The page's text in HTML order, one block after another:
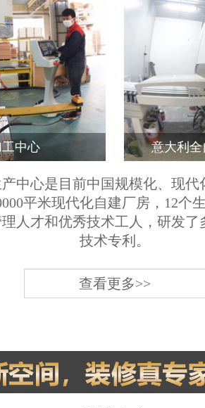
中心 意大利
中心是目前中国规模化、现代
平米现代化自建厂房，12个
人才和优秀技术工人，研发了
技术专利。
查看更多>>